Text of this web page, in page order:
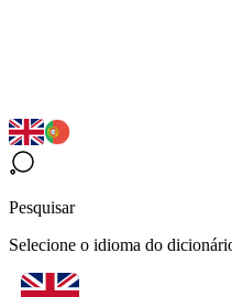
Pesquisar
Selecione o idioma do